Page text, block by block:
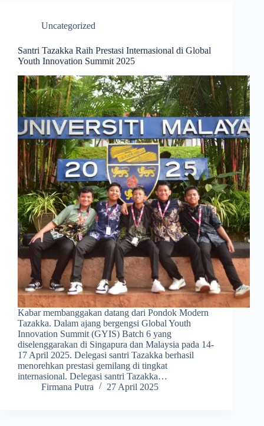
Uncategorized
Santri Tazakka Raih Prestasi Internasional di Global
Youth Innovation Summit 2025
Kabar membanggakan datang dari Pondok Modern
Tazakka. Dalam ajang bergengsi Global Youth
Innovation Summit (GYIS) Batch 6 yang
diselenggarakan di Singapura dan Malaysia pada 14-
17 April 2025. Delegasi santri Tazakka berhasil
menorehkan prestasi gemilang di tingkat
internasional. Delegasi santri Tazakka…
Firmana Putra
27 April 2025